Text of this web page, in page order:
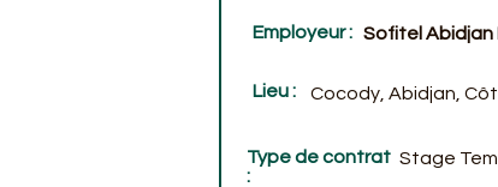
Employeur : Sofitel Abidjan
Lieu : Cocody, Abidjan,
Type de contrat
:
Stage